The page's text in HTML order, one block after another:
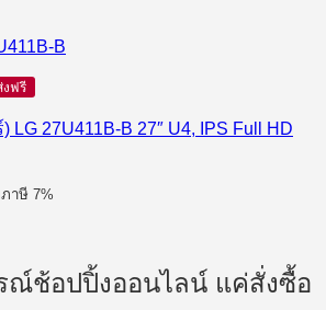
งฟรี
LG 27U411B-B 27″ U4, IPS Full HD
าษี 7%
ณ์ช้อปปิ้งออนไลน์ แค่สั่งซื้อ